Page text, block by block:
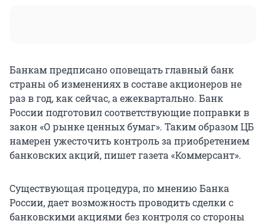
Банкам предписано оповещать главный банк
страны об изменениях в составе акционеров не
раз в год, как сейчас, а ежеквартально. Банк
России подготовил соответствующие поправки в
закон «О рынке ценных бумаг». Таким образом ЦБ
намерен ужесточить контроль за приобретением
банковских акций, пишет газета «Коммерсант».
Существующая процедура, по мнению Банка
России, дает возможность проводить сделки с
банковскими акциями без контроля со стороны